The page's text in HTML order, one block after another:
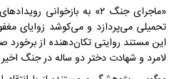
«ماجرای جنگ ۲» به
تحمیلی می‌پردازد و می‌کوشد زوایای
این مستند روایتی تکان‌دهنده از
لامرد و شهادت دختر دو ساله در جنگ